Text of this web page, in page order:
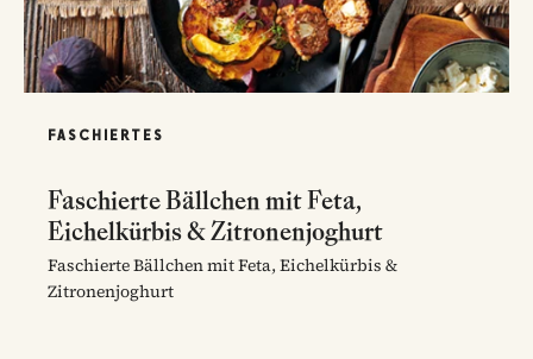
FASCHIERTES
Faschierte Bällchen mit Feta,
Eichelkürbis & Zitronenjoghurt
Faschierte Bällchen mit Feta, Eichelkürbis &
Zitronenjoghurt